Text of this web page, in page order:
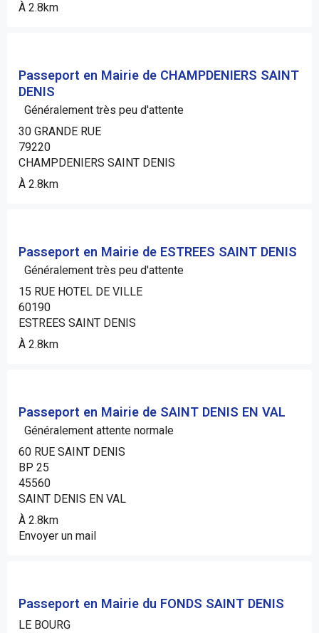
À 2.8km
Passeport en Mairie de CHAMPDENIERS SAINT
DENIS
Généralement très peu d'attente
30 GRANDE RUE
79220
CHAMPDENIERS SAINT DENIS
À 2.8km
Passeport en Mairie de ESTREES SAINT DENIS
Généralement très peu d'attente
15 RUE HOTEL DE VILLE
60190
ESTREES SAINT DENIS
À 2.8km
Passeport en Mairie de SAINT DENIS EN VAL
Généralement attente normale
60 RUE SAINT DENIS
BP 25
45560
SAINT DENIS EN VAL
À 2.8km
Envoyer un mail
Passeport en Mairie du FONDS SAINT DENIS
LE BOURG